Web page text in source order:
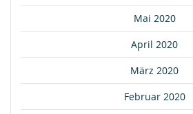
Mai 2020
April 2020
März 2020
Februar 2020